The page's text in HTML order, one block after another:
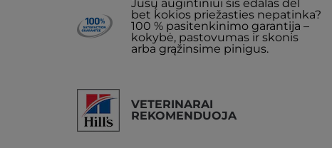
Jūsų augintiniui šis ėdalas dėl
bet kokios priežasties nepatinka?
100 % pasitenkinimo garantija –
kokybė, pastovumas ir skonis
arba grąžinsime pinigus.
VETERINARAI
REKOMENDUOJA